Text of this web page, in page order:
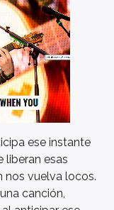
ese instante
liberan esas
nos vuelva locos.
canción,